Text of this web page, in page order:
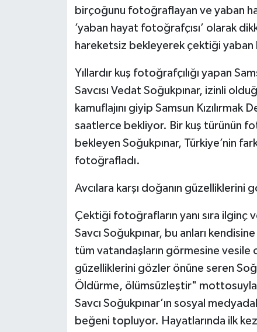
birçoğunu fotoğraflayan ve yaban
’yaban hayat fotoğrafçısı’ olarak
hareketsiz bekleyerek çektiği yaban
Yıllardır kuş fotoğrafçılığı yapan
Savcısı Vedat Soğukpınar, izinli
kamuflajını giyip Samsun
saatlerce bekliyor. Bir kuş türünün
bekleyen Soğukpınar, Türkiye’nin
fotoğrafladı.
Avcılara karşı doğanın güzelliklerini
Çektiği fotoğrafların yanı sıra ilginç
Savcı Soğukpınar, bu anları
tüm vatandaşların görmesine vesile
güzelliklerini gözler önüne seren
Öldürme, ölümsüzleştir" mottosuyla
Savcı Soğukpınar’ın sosyal
beğeni topluyor. Hayatlarında ilk